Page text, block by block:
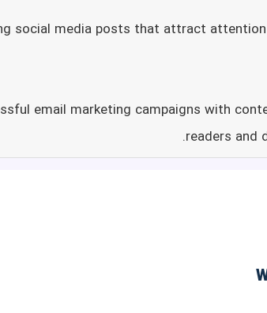
social media posts that attract
email marketing campaigns with
readers and